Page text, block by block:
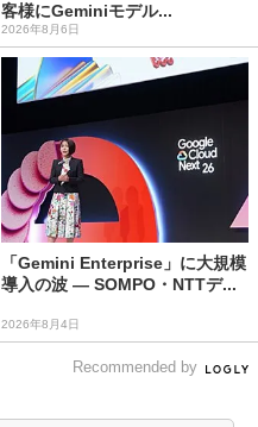
客様にGeminiモデル...
2026年8月6日
「Gemini Enterprise」に大規模
導入の波 ― SOMPO・NTTデ...
2026年8月4日
Recommended by